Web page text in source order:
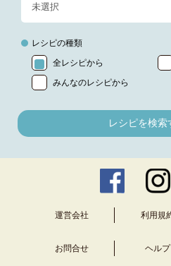
レシピの種類
全レシピから
みんなのレシピから
レシピを検索
運営会社 利用規
お問合せ ヘルプ